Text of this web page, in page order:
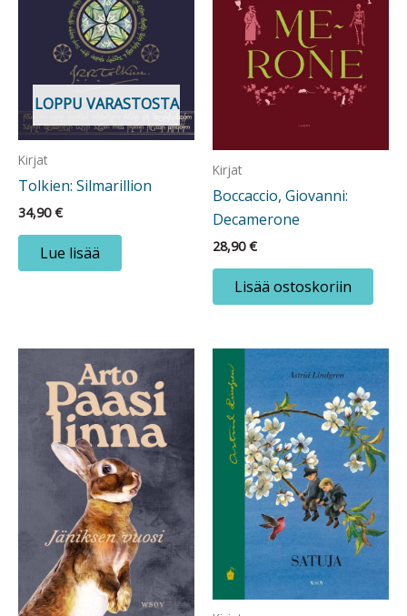
LOPPU VARASTOSTA
Kirjat
Tolkien: Silmarillion
34,90€
Lue lisää
Kirjat
Boccaccio, Giovanni:
Decamerone
28,90€
Lisää ostoskoriin